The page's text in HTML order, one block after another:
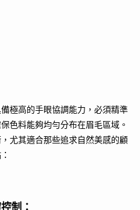
極高的手眼協調能力，必須精準
色料能夠均勻分布在眉毛區域。
尤其適合那些追求自然美感的顧
制 ：